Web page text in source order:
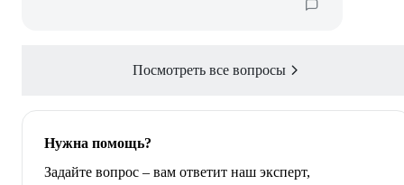
Посмотреть все вопросы
Нужна помощь?
Задайте вопрос – вам ответит наш эксперт,